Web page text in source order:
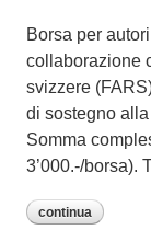
Borsa per
collaborazione
svizzere
di sostegno
Somma
3’000.-/borsa).
continua